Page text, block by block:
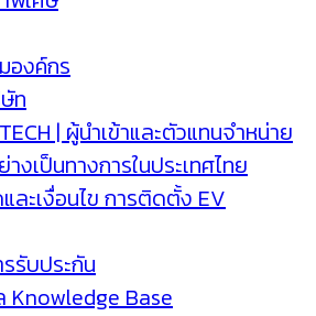
องค์กร
ท
| ผู้นำเข้าและตัวแทนจำหน่าย
างเป็นทางการในประเทศไทย
ละเงื่อนไข การติดตั้ง EV
รรับประกัน
Knowledge Base